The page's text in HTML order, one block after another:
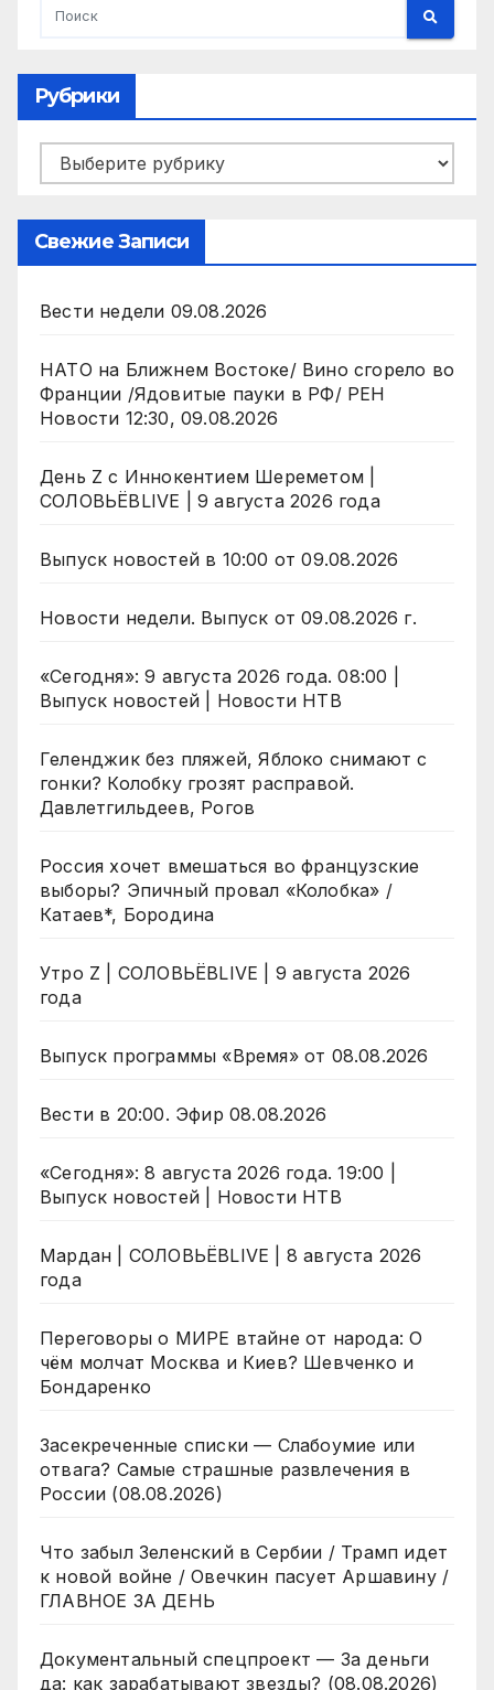
Рубрики
Рубрики
Свежие Записи
Вести недели 09.08.2026
НАТО на Ближнем Востоке/ Вино сгорело во
Франции /Ядовитые пауки в РФ/ РЕН
Новости 12:30, 09.08.2026
День Z с Иннокентием Шереметом |
СОЛОВЬЁВLIVE | 9 августа 2026 года
Выпуск новостей в 10:00 от 09.08.2026
Новости недели. Выпуск от 09.08.2026 г.
«Сегодня»: 9 августа 2026 года. 08:00 |
Выпуск новостей | Новости НТВ
Геленджик без пляжей, Яблоко снимают с
гонки? Колобку грозят расправой.
Давлетгильдеев, Рогов
Россия хочет вмешаться во французские
выборы? Эпичный провал «Колобка» /
Катаев*, Бородина
Утро Z | СОЛОВЬЁВLIVE | 9 августа 2026
года
Выпуск программы «Время» от 08.08.2026
Вести в 20:00. Эфир 08.08.2026
«Сегодня»: 8 августа 2026 года. 19:00 |
Выпуск новостей | Новости НТВ
Мардан | СОЛОВЬЁВLIVE | 8 августа 2026
года
Переговоры о МИРЕ втайне от народа: О
чём молчат Москва и Киев? Шевченко и
Бондаренко
Засекреченные списки — Слабоумие или
отвага? Самые страшные развлечения в
России (08.08.2026)
Что забыл Зеленский в Сербии / Трамп идет
к новой войне / Овечкин пасует Аршавину /
ГЛАВНОЕ ЗА ДЕНЬ
Документальный спецпроект — За деньги
да: как зарабатывают звезды? (08.08.2026)